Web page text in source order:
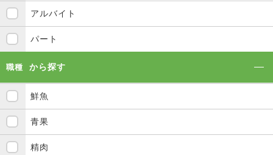
アルバイト
パート
職種 から探す
鮮魚
青果
精肉